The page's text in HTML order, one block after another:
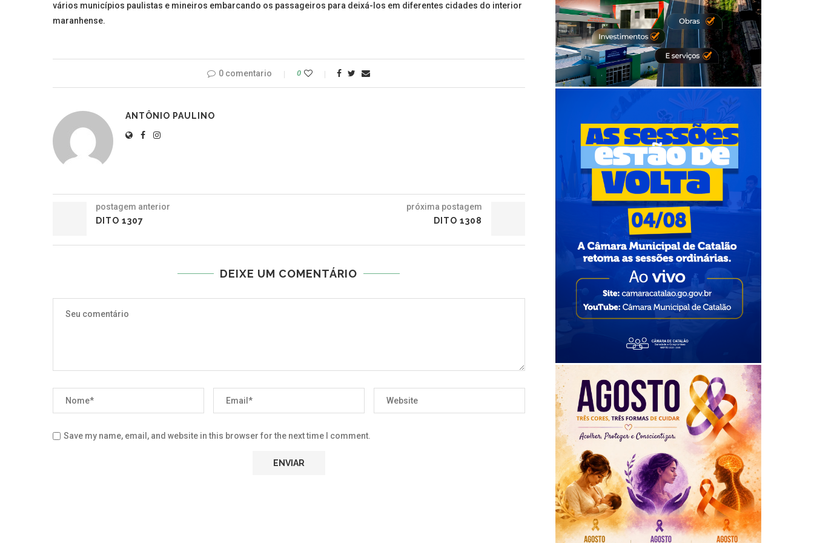
vários municípios paulistas e mineiros embarcando os passageiros para deixá-los em diferentes cidades do interior
maranhense.
0 comentario 0
ANTÔNIO PAULINO
postagem anterior
DITO 1307
próxima postagem
DITO 1308
DEIXE UM COMENTÁRIO
Save my name, email, and website in this browser for the next time I comment.